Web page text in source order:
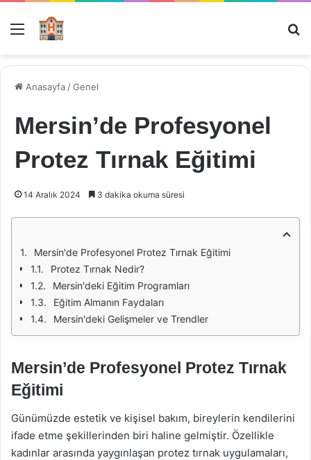
Menü
Anasayfa /Genel
Mersin’de Profesyonel
Protez Tırnak Eğitimi
14 Aralık 2024 3 dakika okuma süresi
Mersin'de Profesyonel Protez Tırnak Eğitimi
Protez Tırnak Nedir?
Mersin'deki Eğitim Programları
Eğitim Almanın Faydaları
Mersin'deki Gelişmeler ve Trendler
Mersin’de Profesyonel Protez Tırnak
Eğitimi
Günümüzde estetik ve kişisel bakım, bireylerin kendilerini
ifade etme şekillerinden biri haline gelmiştir. Özellikle
kadınlar arasında yaygınlaşan protez tırnak uygulamaları,